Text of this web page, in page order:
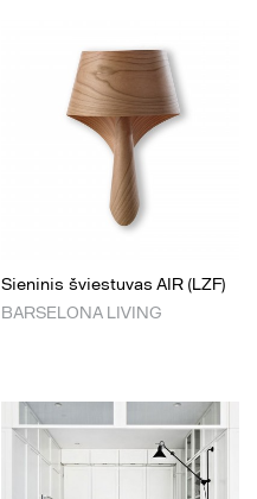
Sieninis šviestuvas AIR (LZF)
BARSELONA LIVING